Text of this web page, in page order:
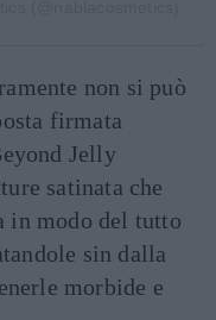
non si può
firmata
Jelly
satinata che
in modo del tutto
sin dalla
morbide e